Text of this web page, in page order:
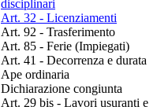
disciplinari
Art. 32 - Licenziamenti
Art. 92 - Trasferimento
Art. 85 - Ferie (Impiegati)
Art. 41 - Decorrenza e durata
Ape ordinaria
Dichiarazione congiunta
Art. 29 bis - Lavori usuranti e